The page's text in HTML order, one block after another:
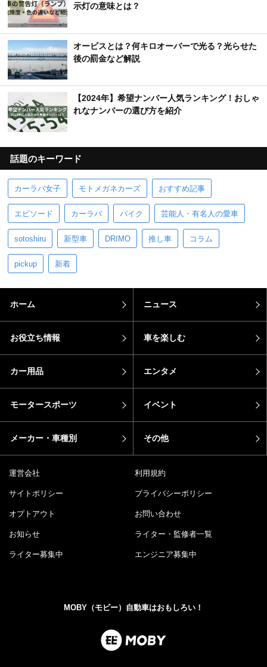
示灯の意味とは？
オービスとは？何キロオーバーで光る？光らせた
後の罰金など解説
【2024年】希望ナンバー人気ランキング！おしゃ
れなナンバーの選び方を紹介
話題のキーワード
カーラバ女子 モトメガネカーズ おすすめ記事
エピソード カーラバ バイク 芸能人・有名人の愛車
sotoshiru 新型車 DRIMO 推し車 コラム
pickup 新着
ホーム ニュース
お役立ち情報 車を楽しむ
カー用品 エンタメ
モータースポーツ イベント
メーカー・車種別 その他
運営会社 利用規約
サイトポリシー プライバシーポリシー
オプトアウト お問い合わせ
お知らせ ライター・監修者一覧
ライター募集中 エンジニア募集中
MOBY（モビー）自動車はおもしろい！